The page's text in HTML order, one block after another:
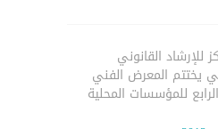
للإرشاد القانوني
يختتم المعرض الفني
للمؤسسات المحلية